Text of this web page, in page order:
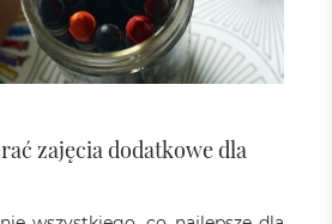
zajęcia dodatkowe dla